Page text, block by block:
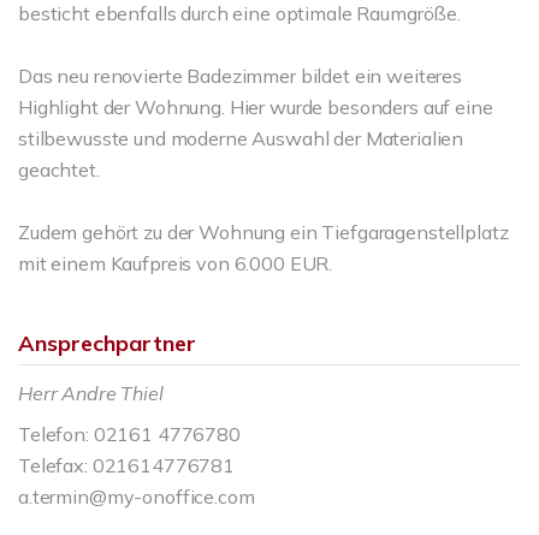
besticht ebenfalls durch eine optimale Raumgröße.
Das neu renovierte Badezimmer bildet ein weiteres
Highlight der Wohnung. Hier wurde besonders auf eine
stilbewusste und moderne Auswahl der Materialien
geachtet.
Zudem gehört zu der Wohnung ein Tiefgaragenstellplatz
mit einem Kaufpreis von 6.000 EUR.
Ansprechpartner
Herr Andre Thiel
Telefon: 02161 4776780
Telefax: 021614776781
a.termin@my-onoffice.com